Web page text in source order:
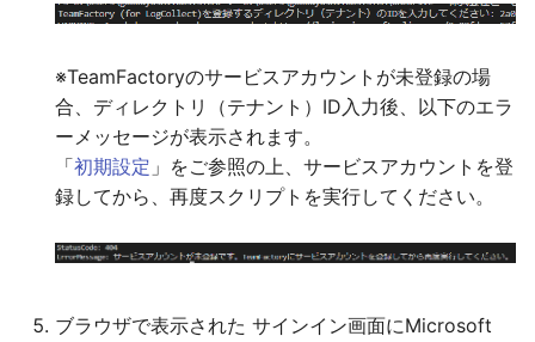
※TeamFactoryのサービスアカウントが未登録の場
合、ディレクトリ（テナント）ID入力後、以下のエラ
ーメッセージが表示されます。
「初期設定 」をご参照の上、サービスアカウントを登
録してから、再度スクリプトを実行してください。
ブラウザで表示された サインイン画面にMicrosoft